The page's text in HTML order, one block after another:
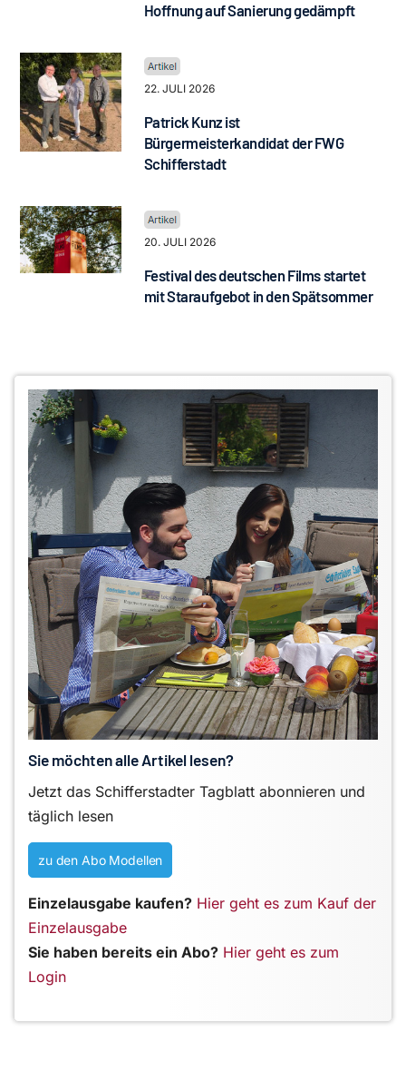
Hoffnung auf Sanierung gedämpft
22. JULI 2026
Patrick Kunz ist
Bürgermeisterkandidat der FWG
Schifferstadt
20. JULI 2026
Festival des deutschen Films startet
mit Staraufgebot in den Spätsommer
Sie möchten alle Artikel lesen?
Jetzt das Schifferstadter Tagblatt abonnieren und
täglich lesen
zu den Abo Modellen
Einzelausgabe kaufen? Hier geht es zum Kauf der
Einzelausgabe
Sie haben bereits ein Abo? Hier geht es zum
Login